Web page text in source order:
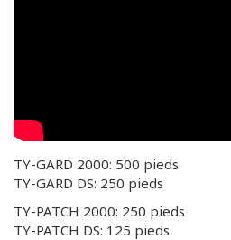
TY-GARD 2000: 500 pieds
TY-GARD DS: 250 pieds
TY-PATCH 2000: 250 pieds
TY-PATCH DS: 125 pieds